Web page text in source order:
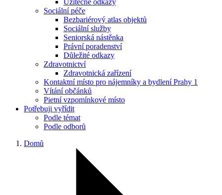
Sociální péče
Bezbariérový atlas objektů
Sociální služby
Seniorská nástěnka
Právní poradenství
Důležité odkazy
Zdravotnictví
Zdravotnická zařízení
Kontaktní místo pro nájemníky a bydlení Prahy 1
Vítání občánků
Pietní vzpomínkové místo
Potřebuji vyřídit
Podle témat
Podle odborů
Domů